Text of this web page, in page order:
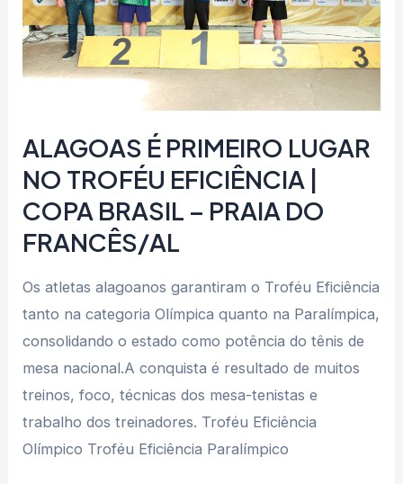
ALAGOAS É PRIMEIRO LUGAR
NO TROFÉU EFICIÊNCIA |
COPA BRASIL – PRAIA DO
FRANCÊS/AL
Os atletas alagoanos garantiram o Troféu Eficiência
tanto na categoria Olímpica quanto na Paralímpica,
consolidando o estado como potência do tênis de
mesa nacional.A conquista é resultado de muitos
treinos, foco, técnicas dos mesa-tenistas e
trabalho dos treinadores. Troféu Eficiência
Olímpico Troféu Eficiência Paralímpico
EFICIÊNCIA
|
COPA
PRAIA
DO
FRANCÊS/AL